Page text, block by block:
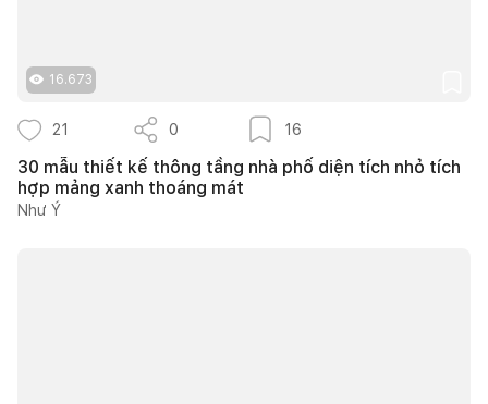
16.673
21 0 16
30 mẫu thiết kế thông tầng nhà phố diện tích nhỏ tích
hợp mảng xanh thoáng mát
Như Ý